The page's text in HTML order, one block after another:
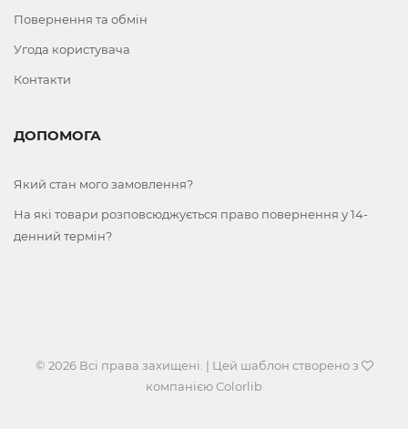
Повернення та обмін
Угода користувача
Контакти
ДОПОМОГА
Який стан мого замовлення?
На які товари розповсюджується право повернення у 14-
денний термін?
© 2026 Всі права захищені. | Цей шаблон створено з
компанієюColorlib